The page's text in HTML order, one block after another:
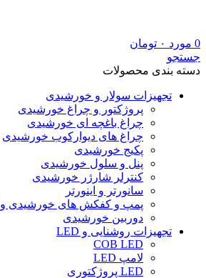
0 مورد ۰ تومان
جستجو
دسته بندی محصولات
تجهیزات سولار و خورشیدی
پروژکتور و چراغ خورشیدی
چراغ باغچه ای خورشیدی
چراغ های دیوارکوب خورشیدی
پکیج خورشیدی
پنل و سلول خورشیدی
کنترلر شارژر خورشیدی
سانورتر و اینورتر
پمپ و کفکش های خورشیدی و DC
دوربین خورشیدی
تجهیزات روشنایی و LED
COB LED
لامپ LED
LED پروژکتوری